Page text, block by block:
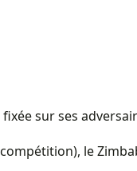
sur ses
le